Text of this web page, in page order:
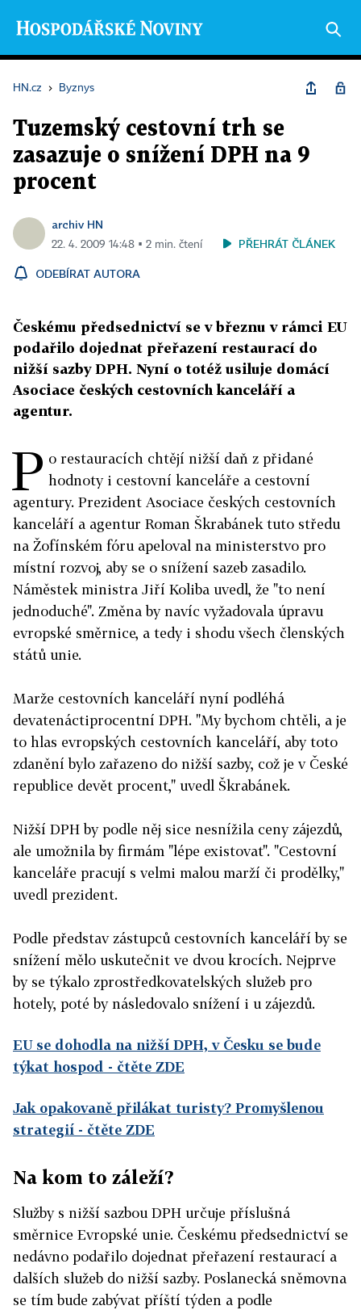
HN.cz › Byznys
Tuzemský cestovní trh se
zasazuje o snížení DPH na 9
procent
archiv HN
22. 4. 2009 14:48 ▪ 2 min. čtení PŘEHRÁT ČLÁNEK
ODEBÍRAT AUTORA
Českému předsednictví se v březnu v rámci EU
podařilo dojednat přeřazení restaurací do
nižší sazby DPH. Nyní o totéž usiluje domácí
Asociace českých cestovních kanceláří a
agentur.
P o restauracích chtějí nižší daň z přidané
hodnoty i cestovní kanceláře a cestovní
agentury. Prezident Asociace českých cestovních
kanceláří a agentur Roman Škrabánek tuto středu
na Žofínském fóru apeloval na ministerstvo pro
místní rozvoj, aby se o snížení sazeb zasadilo.
Náměstek ministra Jiří Koliba uvedl, že "to není
jednoduché". Změna by navíc vyžadovala úpravu
evropské směrnice, a tedy i shodu všech členských
států unie.
Marže cestovních kanceláří nyní podléhá
devatenáctiprocentní DPH. "My bychom chtěli, a je
to hlas evropských cestovních kanceláří, aby toto
zdanění bylo zařazeno do nižší sazby, což je v České
republice devět procent," uvedl Škrabánek.
Nižší DPH by podle něj sice nesnížila ceny zájezdů,
ale umožnila by firmám "lépe existovat". "Cestovní
kanceláře pracují s velmi malou marží či prodělky,"
uvedl prezident.
Podle představ zástupců cestovních kanceláří by se
snížení mělo uskutečnit ve dvou krocích. Nejprve
by se týkalo zprostředkovatelských služeb pro
hotely, poté by následovalo snížení i u zájezdů.
EU se dohodla na nižší DPH, v Česku se bude
týkat hospod - čtěte ZDE
Jak opakovaně přilákat turisty? Promyšlenou
strategií - čtěte ZDE
Na kom to záleží?
Služby s nižší sazbou DPH určuje příslušná
směrnice Evropské unie. Českému předsednictví se
nedávno podařilo dojednat přeřazení restaurací a
dalších služeb do nižší sazby. Poslanecká sněmovna
se tím bude zabývat příští týden a podle